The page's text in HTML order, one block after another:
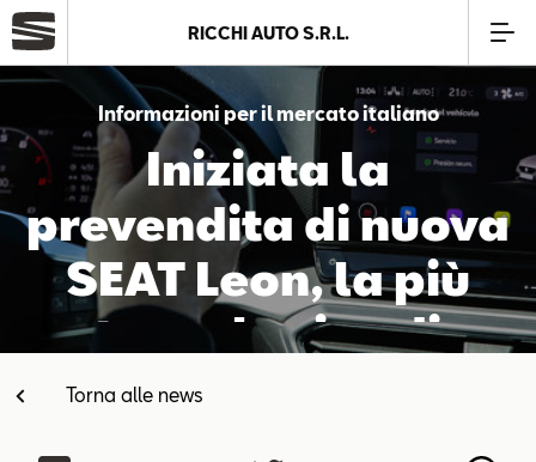
Modelli
Offerte
Service
Business
RICCHI AUTO S.R.L.
Informazioni per il mercato italiano
Iniziata la
prevendita di nuova
SEAT Leon, la più
tecnologica di
sempre
Torna alle news